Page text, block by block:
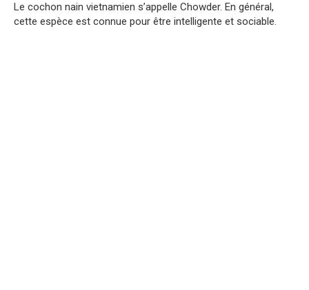
Le cochon nain vietnamien s’appelle Chowder. En général,
cette espèce est connue pour être intelligente et sociable.